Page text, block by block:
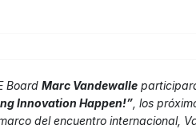
Board Marc Vandewalle
Innovation Happen!” , los
del encuentro internacional,